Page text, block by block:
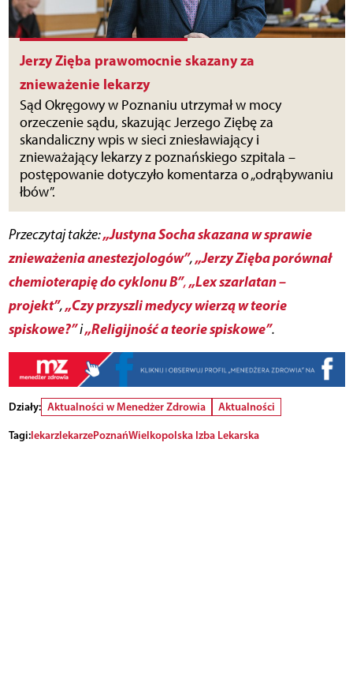
Jerzy Zięba prawomocnie skazany za
znieważenie lekarzy
Sąd Okręgowy w Poznaniu utrzymał w mocy
orzeczenie sądu, skazując Jerzego Ziębę za
skandaliczny wpis w sieci zniesławiający i
znieważający lekarzy z poznańskiego szpitala –
postępowanie dotyczyło komentarza o „odrąbywaniu
łbów”.
Przeczytaj także:„Justyna Socha skazana w sprawie
znieważenia anestezjologów”,„Jerzy Zięba porównał
chemioterapię do cyklonu B”,„Lex szarlatan –
projekt”,„Czy przyszli medycy wierzą w teorie
spiskowe?”i„Religijność a teorie spiskowe”.
Działy: Aktualności w Menedżer Zdrowia
Aktualności
Tagi:lekarzlekarzePoznańWielkopolska Izba Lekarska